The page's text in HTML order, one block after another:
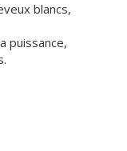
blancs,
puissance,